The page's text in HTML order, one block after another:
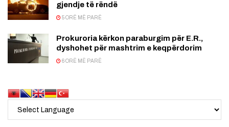
gjendje të rëndë
5 ORË MË PARË
Prokuroria kërkon paraburgim për E.R.,
dyshohet për mashtrim e keqpërdorim
6 ORË MË PARË